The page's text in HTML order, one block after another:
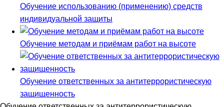
Обучение использованию (применению) средств
индивидуальной защиты
Обучение методам и приёмам работ на высоте
Обучение ответственных за антитеррористическую
защищенность